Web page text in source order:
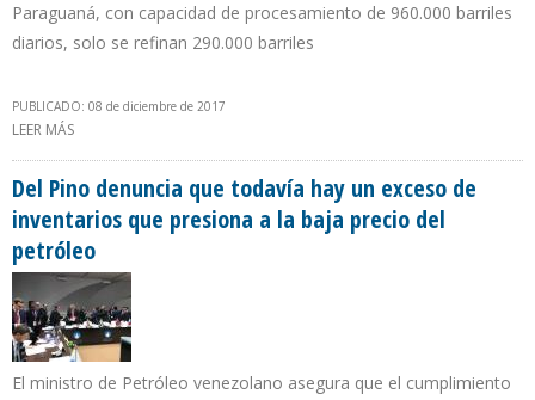
Paraguaná, con capacidad de procesamiento de 960.000 barriles
diarios, solo se refinan 290.000 barriles
PUBLICADO: 08 de diciembre de 2017
LEER MÁS
Del Pino denuncia que todavía hay un exceso de
inventarios que presiona a la baja precio del
petróleo
El ministro de Petróleo venezolano asegura que el cumplimiento